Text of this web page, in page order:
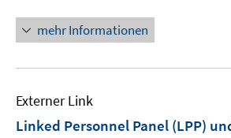
mehr Informationen
Externer Link
Linked Personnel Panel (LPP)